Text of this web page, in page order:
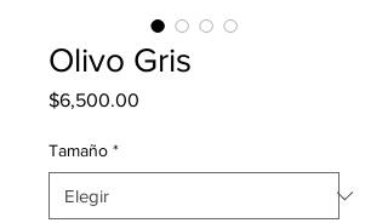
Olivo Gris
$6,500.00
Tamaño *